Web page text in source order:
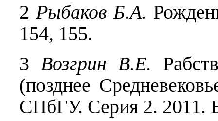
2 Рыбаков Б.А.
154, 155.
3 Возгрин В.Е.
(позднее
СПбГУ. Серия 2. 2011.